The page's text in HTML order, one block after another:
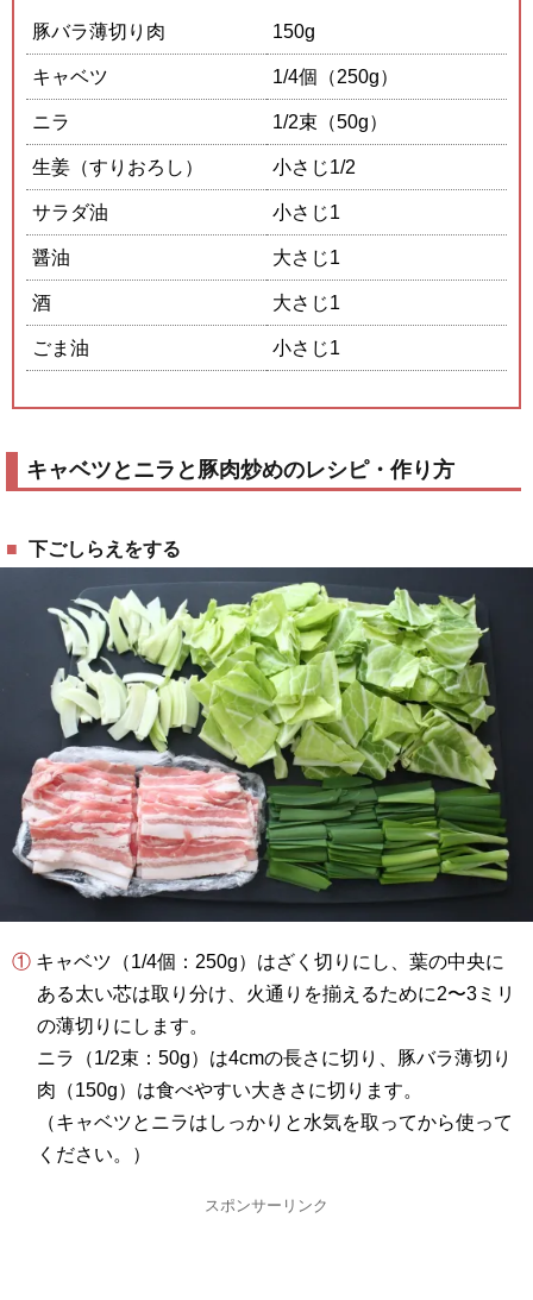
豚バラ薄切り肉 150g
キャベツ 1/4個（250g）
ニラ 1/2束（50g）
生姜（すりおろし） 小さじ1/2
サラダ油 小さじ1
醤油 大さじ1
酒 大さじ1
ごま油 小さじ1
キャベツとニラと豚肉炒めのレシピ・作り方
下ごしらえをする
① キャベツ（1/4個：250g）はざく切りにし、葉の中央に
ある太い芯は取り分け、火通りを揃えるために2〜3ミリ
の薄切りにします。
ニラ（1/2束：50g）は4cmの長さに切り、豚バラ薄切り
肉（150g）は食べやすい大きさに切ります。
（キャベツとニラはしっかりと水気を取ってから使って
ください。）
スポンサーリンク